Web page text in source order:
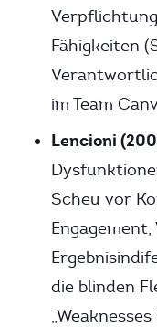
Fähigkeiten
im Team
Lencioni
Scheu vor
die blinden